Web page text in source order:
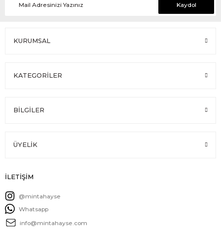
Kaydol
KURUMSAL
KATEGORİLER
BİLGİLER
ÜYELİK
İLETİŞİM
@mintahayse
Whatsapp
info@mintahayse.com